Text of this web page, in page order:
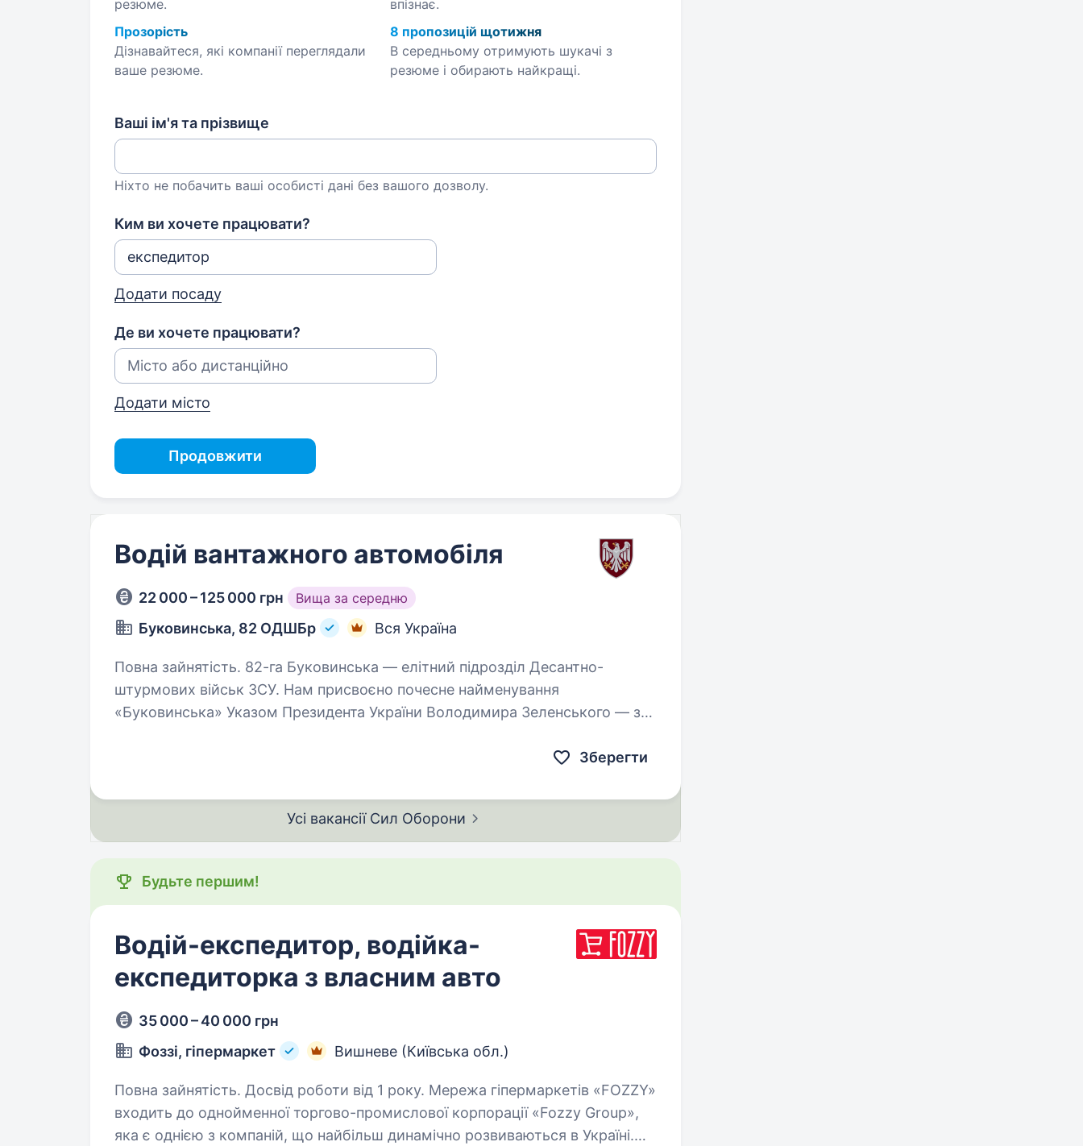
резюме.
впізнає.
Прозорість
Дізнавайтеся, які компанії переглядали
ваше резюме.
8 пропозицій щотижня
В середньому отримують шукачі з
резюме і обирають найкращі.
Ваші ім'я та прізвище
Ніхто не побачить ваші особисті дані без вашого дозволу.
Ким ви хочете працювати?
Додати посаду
Де ви хочете працювати?
Додати місто
Продовжити
Водій вантажного автомобіля
22 000 – 125 000 грн Вища за середню
Буковинська, 82 ОДШБр Вся Україна
Повна зайнятість. 82-га Буковинська — елітний підрозділ Десантно-
штурмових військ ЗСУ. Нам присвоєно почесне найменування
«Буковинська» Указом Президента України Володимира Зеленського — за
Зберегти
Усі вакансії Сил Оборони
Будьте першим!
Водій-експедитор, водійка-
експедиторка з власним авто
35 000 – 40 000 грн
Фоззі, гіпермаркет
Вишневе (Київська обл.)
Повна зайнятість. Досвід роботи від 1 року. Мережа гіпермаркетів «FOZZY»
входить до однойменної торгово-промислової корпорації «Fozzy Group»,
яка є однією з компаній, що найбільш динамічно розвиваються в Україні.